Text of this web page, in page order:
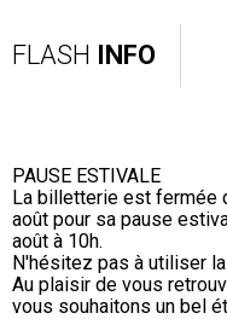
FLASH INFO
PAUSE ESTIVALE
La billetterie est fermée
août pour sa pause
août à 10h.
N'hésitez pas à utiliser
Au plaisir de vous
vous souhaitons un bel